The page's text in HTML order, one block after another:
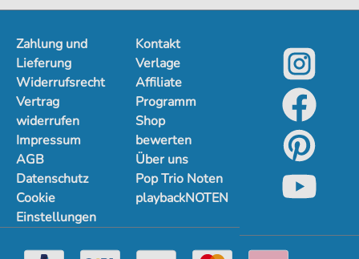
Zahlung und
Lieferung
Widerrufsrecht
Vertrag
widerrufen
Impressum
AGB
Datenschutz
Cookie
Einstellungen
Kontakt
Verlage
Affiliate
Programm
Shop
bewerten
Über uns
Pop Trio Noten
playbackNOTEN